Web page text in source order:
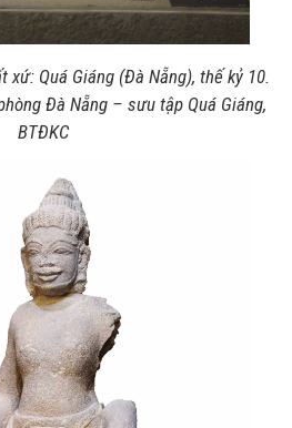
xứ: Quá Giáng (Đà Nẵng), thế kỷ 10.
Đà Nẵng – sưu tập Quá Giáng,
BTĐKC